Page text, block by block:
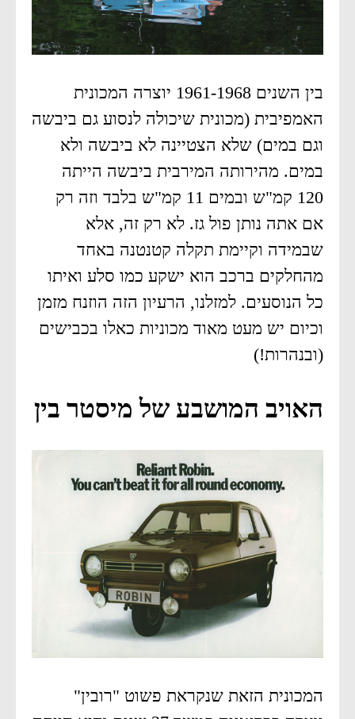
בין השנים 1961-1968 יוצרה המכונית
האמפיבית (מכונית שיכולה לנסוע גם ביבשה
וגם במים) שלא הצטיינה לא ביבשה ולא
במים. מהירותה המירבית ביבשה הייתה
120 קמ"ש ובמים 11 קמ"ש בלבד וזה רק
אם אתה נותן פול גז. לא רק זה, אלא
שבמידה וקיימת תקלה קטנטנה באחד
מהחלקים ברכב הוא ישקע כמו סלע ואיתו
כל הנוסעים. למזלנו, הרעיון הזה הוזנח מזמן
וכיום יש מעט מאוד מכוניות כאלו בכבישים
(ובנהרות!)
האויב המושבע של מיסטר בין
המכונית הזאת שנקראת פשוט "רובין"